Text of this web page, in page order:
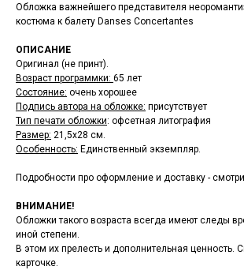
Обложка важнейшего представителя
костюма к балету Danses Concertantes
ОПИСАНИЕ
Оригинал (не принт).
Возраст программки: 65 лет
Состояние: очень хорошее
Подпись автора на обложке: присутствует
Тип печати обложки: офсетная литография
Размер: 21,5х28 см.
Особенность: Единственный экземпляр.
Подробности про оформление и доставку -
ВНИМАНИЕ!
Обложки такого возраста всегда имеют следы
иной степени.
В этом их прелесть и дополнительная ценность.
карточке.